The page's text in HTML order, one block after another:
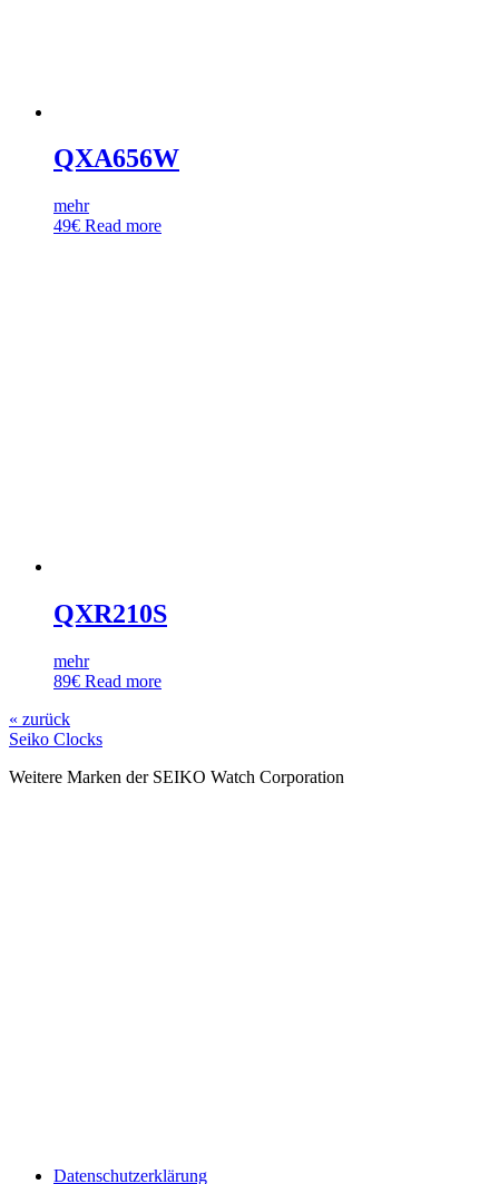
QXA656W
mehr
49€ Read more
QXR210S
mehr
89€ Read more
« zurück
Seiko Clocks
Weitere Marken der SEIKO Watch Corporation
Datenschutzerklärung